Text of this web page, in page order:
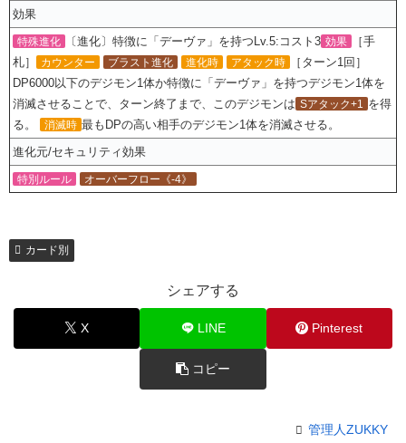
効果
特殊進化 〔進化〕特徴に「デーヴァ」を持つLv.5:コスト3 効果
［手
札］
カウンター ブラスト進化 進化時 アタック時
［ターン1回］
DP6000以下のデジモン1体か特徴に「デーヴァ」を持つデジモン1体を
消滅させることで、ターン終了まで、このデジモンは Sアタック+1 を得
る。
消滅時 最もDPの高い相手のデジモン1体を消滅させる。
進化元/セキュリティ効果
特別ルール オーバーフロー《-4》
カード別
シェアする
X LINE Pinterest
コピー
管理人ZUKKY